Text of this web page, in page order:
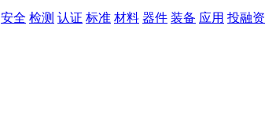
安全 检测 认证 标准 材料 器件 装备 应用 投融资